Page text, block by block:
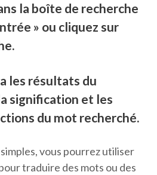
la boîte de recherche
» ou cliquez sur
les résultats du
signification et les
du mot recherché.
vous pourrez utiliser
traduire des mots ou des